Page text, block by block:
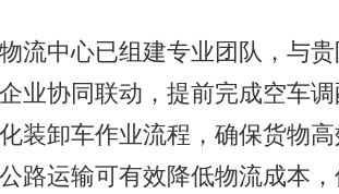
中心已组建专业团队，与贵
业协同联动，提前完成空车
装卸车作业流程，确保货物高
路运输可有效降低物流成本